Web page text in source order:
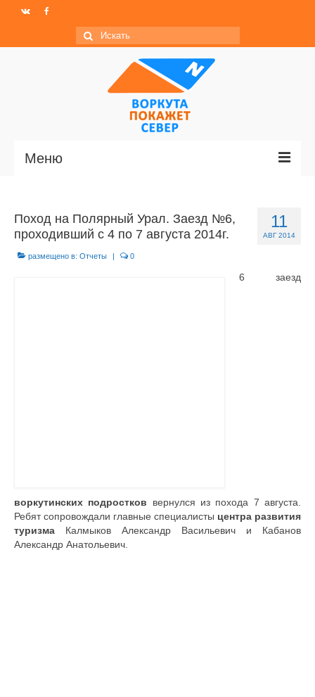
Искать:
Меню
Новости
МО ГО «Воркута»
11
АВГ 2014
Поход на Полярный Урал. Заезд №6,
проходивший с 4 по 7 августа 2014г.
размещено в: Отчеты | 0
6 заезд
воркутинских подростков вернулся из похода 7 августа.
Ребят сопровождали главные специалисты центра развития
туризма Калмыков Александр Васильевич и Кабанов
Александр Анатольевич.